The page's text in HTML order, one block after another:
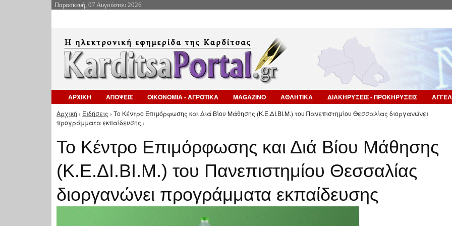
Παρασκευή, 07 Αυγούστου 2026
ΑΡΧΙΚΗ ΑΠΟΨΕΙΣ ΟΙΚΟΝΟΜΙΑ - ΑΓΡΟΤΙΚΑ MAGAZINO ΑΘΛΗΤΙΚΑ ΔΙΑΚΗΡΥΞΕΙΣ - ΠΡΟΚΗΡΥΞΕΙΣ
Είστε εδώ
Αρχική › Ειδήσεις › Το Κέντρο Επιμόρφωσης και Διά Βίου Μάθησης (Κ.Ε.ΔΙ.ΒΙ.Μ.) του Πανεπιστημίου Θεσσαλίας διοργανώνει
προγράμματα εκπαίδευσης ›
Το Κέντρο Επιμόρφωσης και Διά Βίου Μάθησης
(Κ.Ε.ΔΙ.ΒΙ.Μ.) του Πανεπιστημίου Θεσσαλίας
διοργανώνει προγράμματα εκπαίδευσης